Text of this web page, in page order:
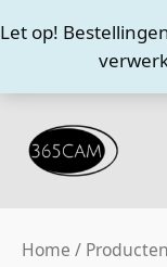
Let op!
naar
inhoud
Home /